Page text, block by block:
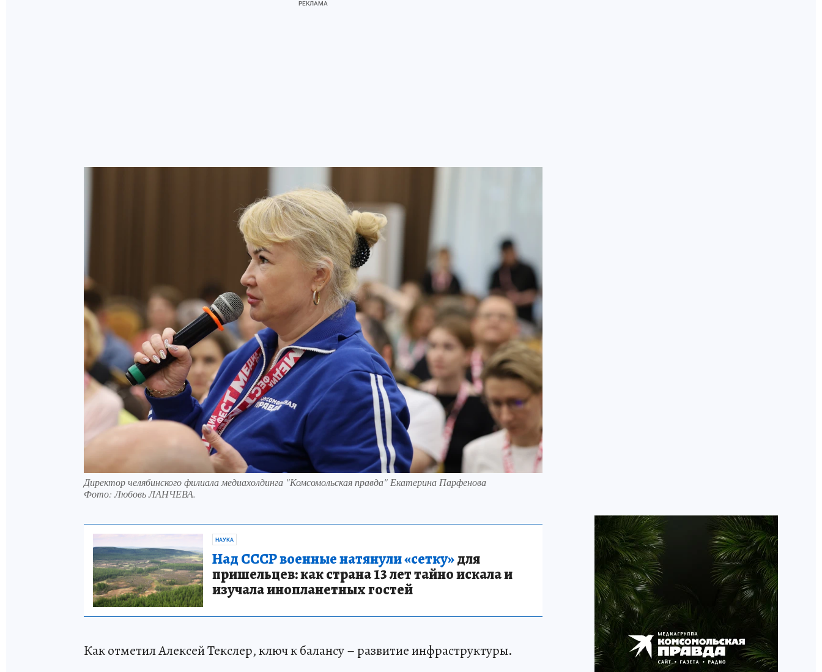
Директор челябинского филиала медиахолдинга "Комсомольская правда" Екатерина Парфенова
Фото:Любовь ЛАНЧЕВА.
НАУКА
Над СССР военные натянули «сетку»для
пришельцев: как страна 13 лет тайно искала и
изучала инопланетных гостей
Как отметил Алексей Текслер, ключ к балансу – развитие инфраструктуры.